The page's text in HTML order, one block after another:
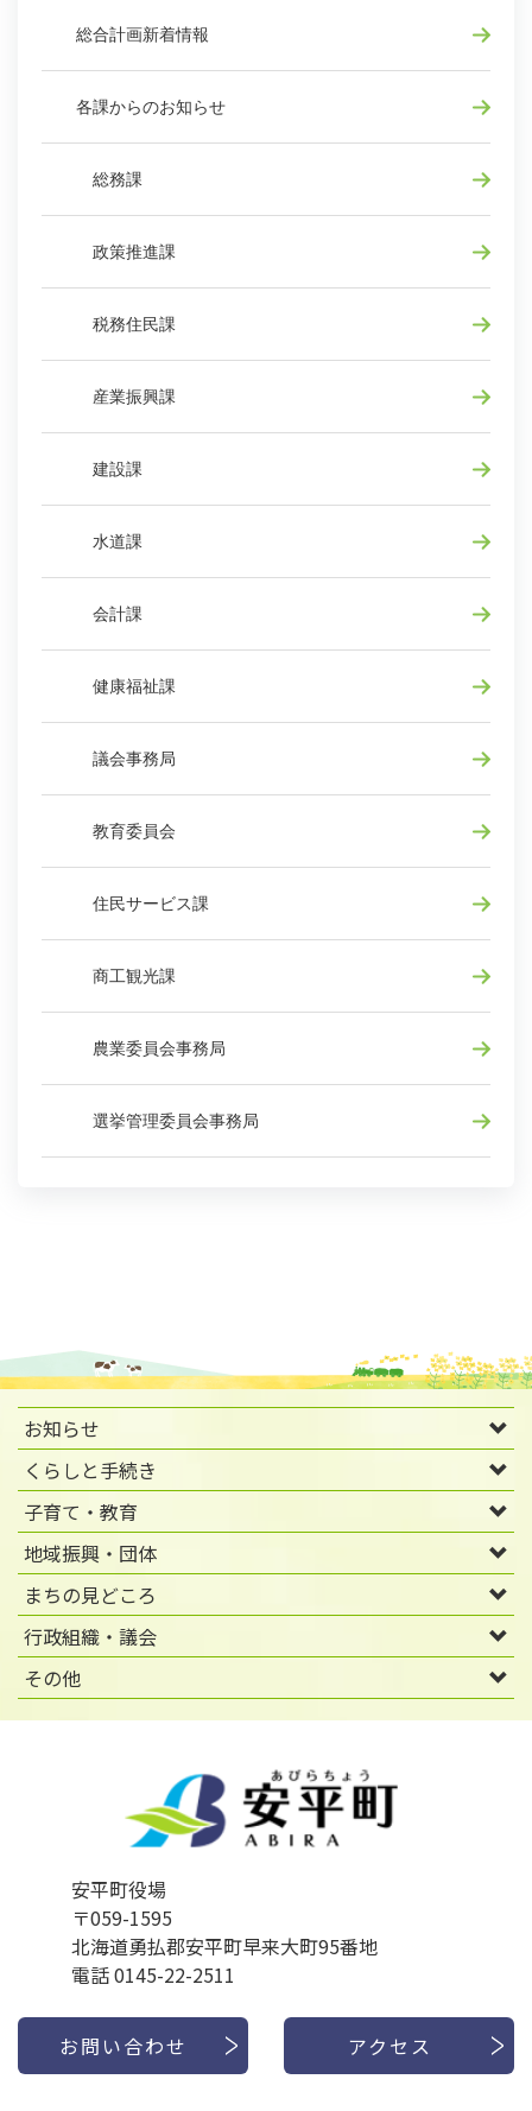
総合計画新着情報
各課からのお知らせ
総務課
政策推進課
税務住民課
産業振興課
建設課
水道課
会計課
健康福祉課
議会事務局
教育委員会
住民サービス課
商工観光課
農業委員会事務局
選挙管理委員会事務局
お知らせ
くらしと手続き
子育て・教育
地域振興・団体
まちの見どころ
行政組織・議会
その他
安平町役場
〒059-1595
北海道勇払郡安平町早来大町95番地
電話 0145-22-2511
お問い合わせ アクセス